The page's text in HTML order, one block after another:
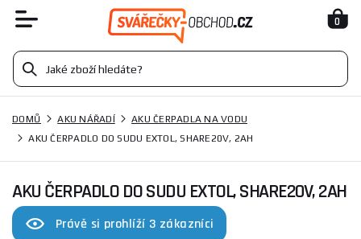
0
DOMŮ AKU NÁŘADÍ
AKU ČERPADLA NA VODU
AKU ČERPADLO DO SUDU EXTOL, SHARE20V, 2AH
AKU ČERPADLO DO SUDU EXTOL, SHARE20V, 2AH
Právě si prohlíží 3 zákazníci